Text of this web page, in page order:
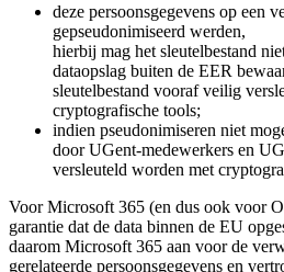
deze persoonsgegevens op een
gepseudonimiseerd werden,
hierbij mag het sleutelbestand
dataopslag buiten de EER
sleutelbestand vooraf veilig
cryptografische tools;
indien pseudonimiseren niet
door UGent-medewerkers en
versleuteld worden met
Voor Microsoft 365 (en dus ook voor
garantie dat de data binnen de EU
daarom Microsoft 365 aan voor de
gerelateerde persoonsgegevens en